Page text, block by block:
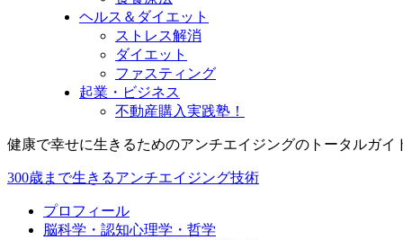
ヘルス＆ダイエット
ストレス解消
ダイエット
ファスティング
起業・ビジネス
不動産購入実践塾！
健康で幸せに生きるためのアンチエイジングのトータルガイ
300歳まで生きるアンチエイジング技術
プロフィール
脳科学・認知心理学・哲学